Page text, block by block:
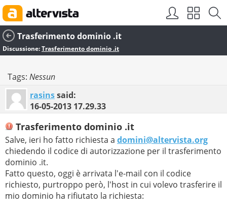
Trasferimento dominio .it
Discussione:Trasferimento dominio .it
Tags: Nessun
rasinssaid:
16-05-2013 17.29.33
Trasferimento dominio .it
Salve, ieri ho fatto richiesta a domini@altervista.org
chiedendo il codice di autorizzazione per il trasferimento
dominio .it.
Fatto questo, oggi è arrivata l'e-mail con il codice
richiesto, purtroppo però, l'host in cui volevo trasferire il
mio dominio ha rifiutato la richiesta: